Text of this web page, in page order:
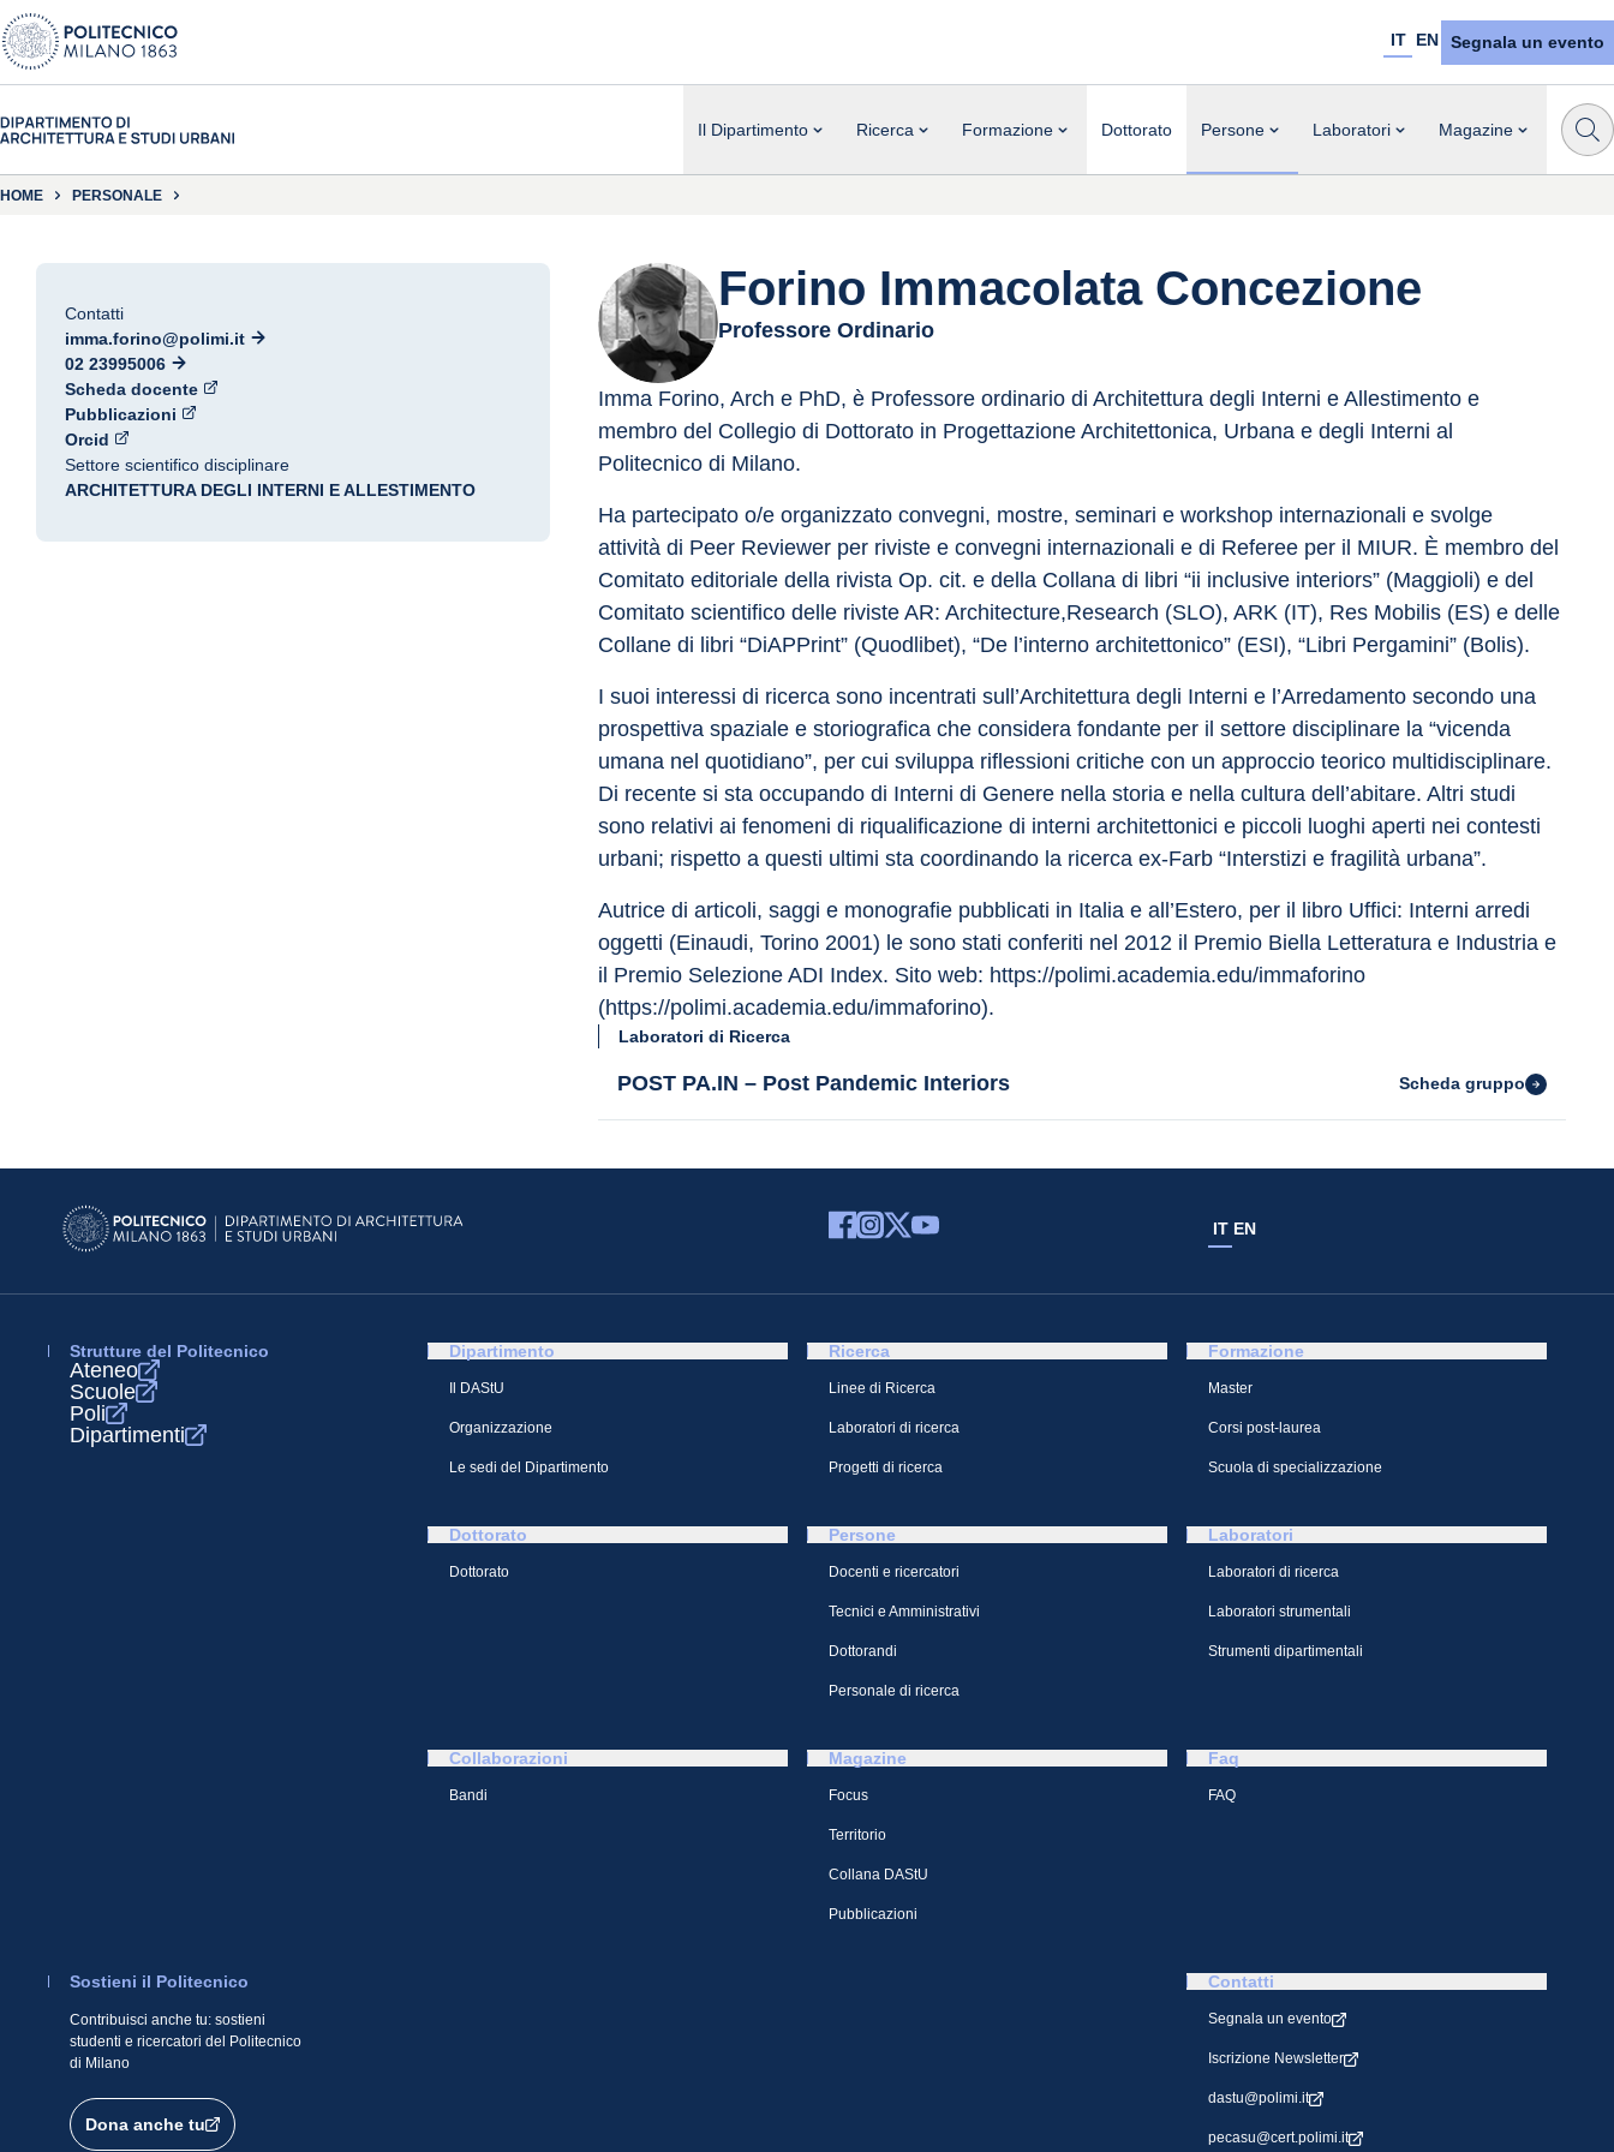
IT EN Segnala un evento
Il Dipartimento Ricerca Formazione Dottorato Persone Laboratori Magazine
HOME PERSONALE
Contatti
imma.forino@polimi.it
02 23995006
Scheda docente
Pubblicazioni
Orcid
Settore scientifico disciplinare
ARCHITETTURA DEGLI INTERNI E ALLESTIMENTO
Forino Immacolata Concezione
Professore Ordinario
Imma Forino, Arch e PhD, è Professore ordinario di Architettura degli Interni e Allestimento e
membro del Collegio di Dottorato in Progettazione Architettonica, Urbana e degli Interni al
Politecnico di Milano.
Ha partecipato o/e organizzato convegni, mostre, seminari e workshop internazionali e svolge
attività di Peer Reviewer per riviste e convegni internazionali e di Referee per il MIUR. È membro del
Comitato editoriale della rivista Op. cit. e della Collana di libri “ii inclusive interiors” (Maggioli) e del
Comitato scientifico delle riviste AR: Architecture,Research (SLO), ARK (IT), Res Mobilis (ES) e delle
Collane di libri “DiAPPrint” (Quodlibet), “De l’interno architettonico” (ESI), “Libri Pergamini” (Bolis).
I suoi interessi di ricerca sono incentrati sull’Architettura degli Interni e l’Arredamento secondo una
prospettiva spaziale e storiografica che considera fondante per il settore disciplinare la “vicenda
umana nel quotidiano”, per cui sviluppa riflessioni critiche con un approccio teorico multidisciplinare.
Di recente si sta occupando di Interni di Genere nella storia e nella cultura dell’abitare. Altri studi
sono relativi ai fenomeni di riqualificazione di interni architettonici e piccoli luoghi aperti nei contesti
urbani; rispetto a questi ultimi sta coordinando la ricerca ex-Farb “Interstizi e fragilità urbana”.
Autrice di articoli, saggi e monografie pubblicati in Italia e all’Estero, per il libro Uffici: Interni arredi
oggetti (Einaudi, Torino 2001) le sono stati conferiti nel 2012 il Premio Biella Letteratura e Industria e
il Premio Selezione ADI Index. Sito web: https://polimi.academia.edu/immaforino
(https://polimi.academia.edu/immaforino).
Laboratori di Ricerca
POST PA.IN – Post Pandemic Interiors Scheda gruppo
IT EN
Strutture del Politecnico
Ateneo
Scuole
Poli
Dipartimenti
Dipartimento
Il DAStU
Organizzazione
Le sedi del Dipartimento
Ricerca
Linee di Ricerca
Laboratori di ricerca
Progetti di ricerca
Formazione
Master
Corsi post-laurea
Scuola di specializzazione
Dottorato
Dottorato
Persone
Docenti e ricercatori
Tecnici e Amministrativi
Dottorandi
Personale di ricerca
Laboratori
Laboratori di ricerca
Laboratori strumentali
Strumenti dipartimentali
Collaborazioni
Bandi
Magazine
Focus
Territorio
Collana DAStU
Pubblicazioni
Faq
FAQ
Sostieni il Politecnico
Contribuisci anche tu: sostieni
studenti e ricercatori del Politecnico
di Milano
Dona anche tu
Contatti
Segnala un evento
Iscrizione Newsletter
dastu@polimi.it
pecasu@cert.polimi.it